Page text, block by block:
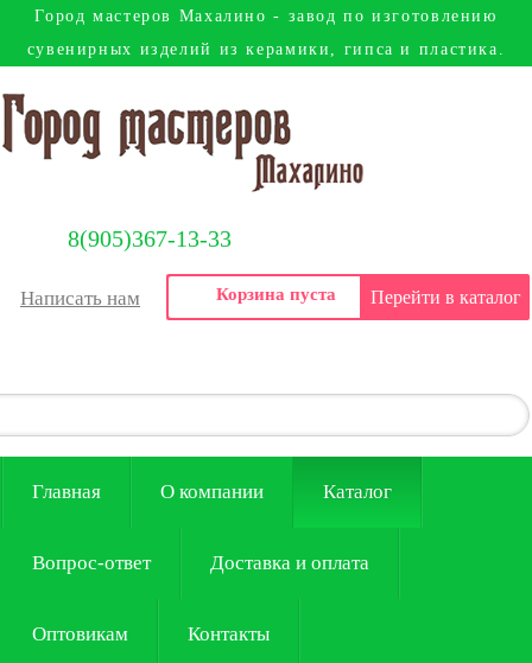
Город мастеров Mахалино - завод по изготовлению
сувенирных изделий из керамики, гипса и пластика.
8(905)367-13-33
Корзина пуста Перейти в каталог
Написать нам
Главная О компании Каталог
Вопрос-ответ Доставка и оплата
Оптовикам Контакты